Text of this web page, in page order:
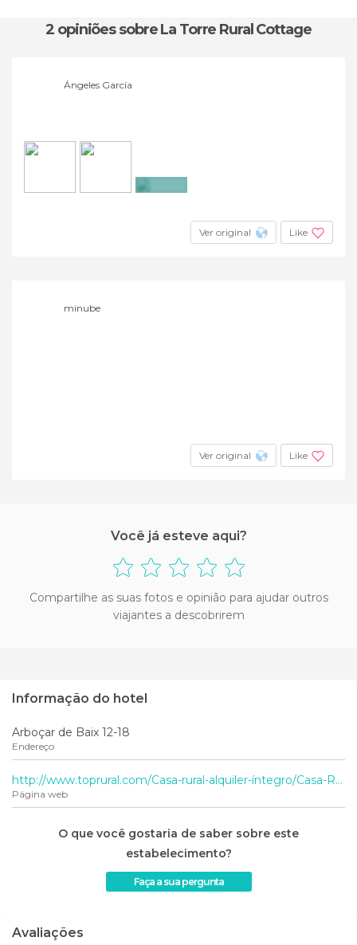
2 opiniõessobre La Torre Rural Cottage
Ángeles García
Ver original Like
minube
Ver original Like
Você já esteve aqui?
Compartilhe as suas fotos e opinião para ajudar outros
viajantes a descobrirem
Informação do hotel
Arboçar de Baix 12-18
Endereço
http://www.toprural.com/Casa-rural-alquiler-íntegro/Casa-Rural-La-Torre6_78766_f.html
Página web
O que você gostaria de saber sobre este
estabelecimento?
Faça a sua pergunta
Avaliações